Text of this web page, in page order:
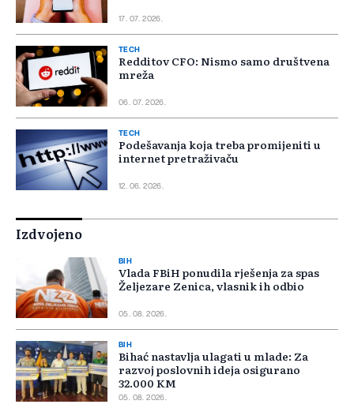
17. 07. 2026.
TECH
Redditov CFO: Nismo samo društvena
mreža
06. 07. 2026.
TECH
Podešavanja koja treba promijeniti u
internet pretraživaču
12. 06. 2026.
Izdvojeno
BIH
Vlada FBiH ponudila rješenja za spas
Željezare Zenica, vlasnik ih odbio
05. 08. 2026.
BIH
Bihać nastavlja ulagati u mlade: Za
razvoj poslovnih ideja osigurano
32.000 KM
05. 08. 2026.